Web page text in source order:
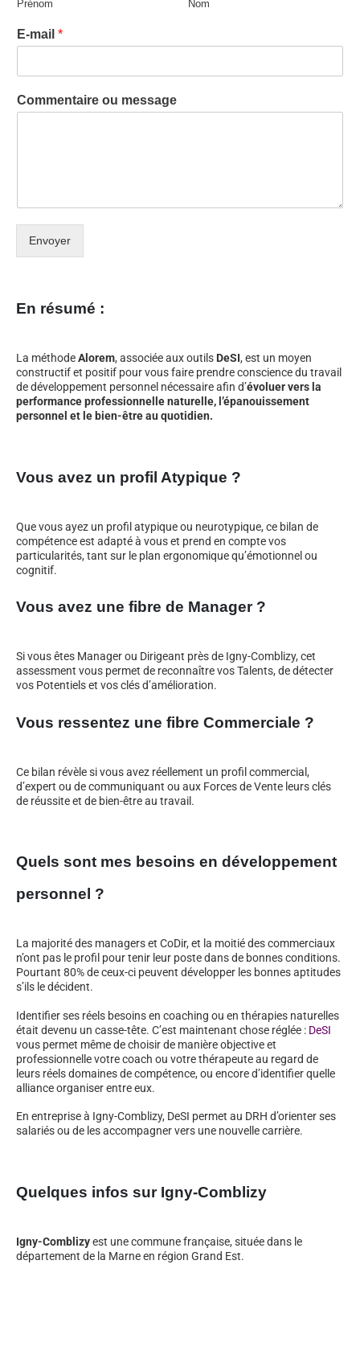
Prénom Nom
E-mail *
Commentaire ou message
Envoyer
En résumé :
La méthodeAlorem, associée aux outils DeSI, est un moyen
constructif et positif pour vous faire prendre conscience du travail
de développement personnel nécessaire afin d’évoluer vers la
performance professionnelle naturelle, l’épanouissement
personnel et le bien-être au quotidien.
Vous avez un profil Atypique ?
Que vous ayez un profil atypique ou neurotypique, ce bilan de
compétence est adapté à vous et prend en compte vos
particularités, tant sur le plan ergonomique qu’émotionnel ou
cognitif.
Vous avez une fibre de Manager ?
Si vous êtes Manager ou Dirigeant près de Igny-Comblizy, cet
assessment vous permet de reconnaître vos Talents, de détecter
vos Potentiels et vos clés d’amélioration.
Vous ressentez une fibre Commerciale ?
Ce bilan révèle si vous avez réellement un profil commercial,
d’expert ou de communiquant ou aux Forces de Vente leurs clés
de réussite et de bien-être au travail.
Quels sont mes besoins en développement
personnel ?
La majorité des managers et CoDir, et la moitié des commerciaux
n’ont pas le profil pour tenir leur poste dans de bonnes conditions.
Pourtant 80% de ceux-ci peuvent développer les bonnes aptitudes
s’ils le décident.
Identifier ses réels besoins en coaching ou en thérapies naturelles
était devenu un casse-tête. C’est maintenant chose réglée : DeSI
vous permet même de choisir de manière objective et
professionnelle votre coach ou votre thérapeute au regard de
leurs réels domaines de compétence, ou encore d’identifier quelle
alliance organiser entre eux.
En entreprise à Igny-Comblizy, DeSI permet au DRH d’orienter ses
salariés ou de les accompagner vers une nouvelle carrière.
Quelques infos sur Igny-Comblizy
Igny-Comblizyest une commune française, située dans le
département de la Marne en région Grand Est.